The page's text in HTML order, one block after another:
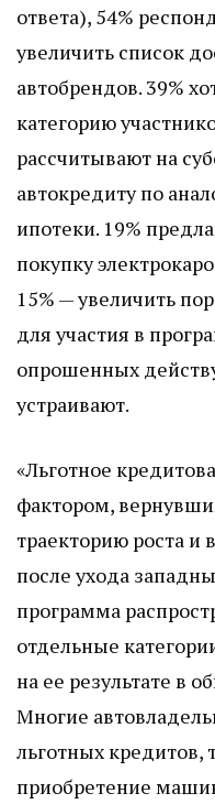
ответа), 54%
увеличить список
автобрендов. 39%
категорию
рассчитывают на
автокредиту по
ипотеки. 19%
покупку
15% — увеличить
для участия в
опрошенных
устраивают.
«Льготное
фактором,
траекторию роста и
после ухода
программа
отдельные
на ее результате в
Многие
льготных кредитов,
приобретение